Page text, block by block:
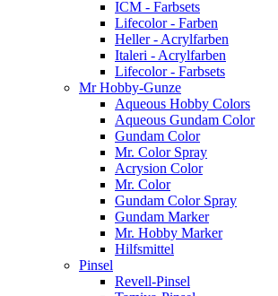
ICM - Farbsets
Lifecolor - Farben
Heller - Acrylfarben
Italeri - Acrylfarben
Lifecolor - Farbsets
Mr Hobby-Gunze
Aqueous Hobby Colors
Aqueous Gundam Color
Gundam Color
Mr. Color Spray
Acrysion Color
Mr. Color
Gundam Color Spray
Gundam Marker
Mr. Hobby Marker
Hilfsmittel
Pinsel
Revell-Pinsel